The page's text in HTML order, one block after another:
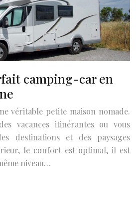
camping-car en
véritable petite maison nomade.
vacances itinérantes ou vous
destinations et des paysages
le confort est optimal, il est
niveau…